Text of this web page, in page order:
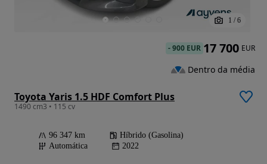
1 / 6
Toyota Yaris 1.5 HDF Comfort Plus
1490 cm3 • 115 cv
96 347 km
Híbrido (Gasolina)
Automática
2022
-900 EUR 17 700 EUR
Dentro da média